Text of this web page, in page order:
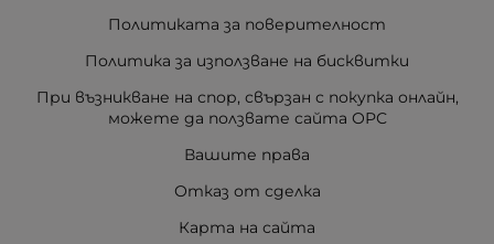
Политиката за поверителност
Политика за използване на бисквитки
При възникване на спор, свързан с покупка онлайн,
можете да ползвате сайта ОРС
Вашите права
Отказ от сделка
Карта на сайта